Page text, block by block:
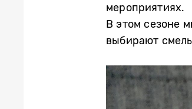
мероприятиях.
В этом сезоне
выбирают